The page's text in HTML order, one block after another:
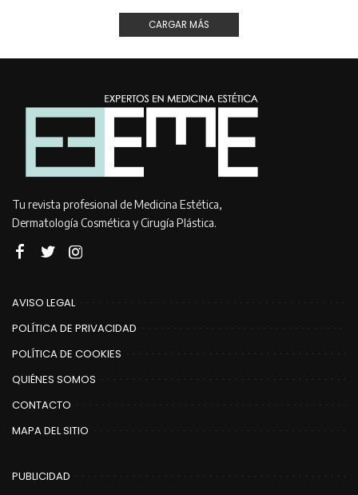
CARGAR MÁS
Tu revista profesional de Medicina Estética,
Dermatología Cosmética y Cirugía Plástica.
AVISO LEGAL
POLÍTICA DE PRIVACIDAD
POLÍTICA DE COOKIES
QUIÉNES SOMOS
CONTACTO
MAPA DEL SITIO
PUBLICIDAD